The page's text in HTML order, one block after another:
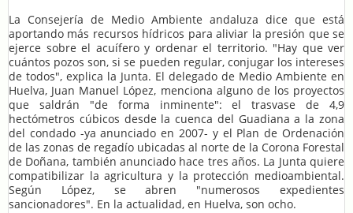
La Consejería de Medio Ambiente andaluza dice que está
aportando más recursos hídricos para aliviar la presión que se
ejerce sobre el acuífero y ordenar el territorio. "Hay que ver
cuántos pozos son, si se pueden regular, conjugar los intereses
de todos", explica la Junta. El delegado de Medio Ambiente en
Huelva, Juan Manuel López, menciona alguno de los proyectos
que saldrán "de forma inminente": el trasvase de 4,9
hectómetros cúbicos desde la cuenca del Guadiana a la zona
del condado -ya anunciado en 2007- y el Plan de Ordenación
de las zonas de regadío ubicadas al norte de la Corona Forestal
de Doñana, también anunciado hace tres años. La Junta quiere
compatibilizar la agricultura y la protección medioambiental.
Según López, se abren "numerosos expedientes
sancionadores". En la actualidad, en Huelva, son ocho.